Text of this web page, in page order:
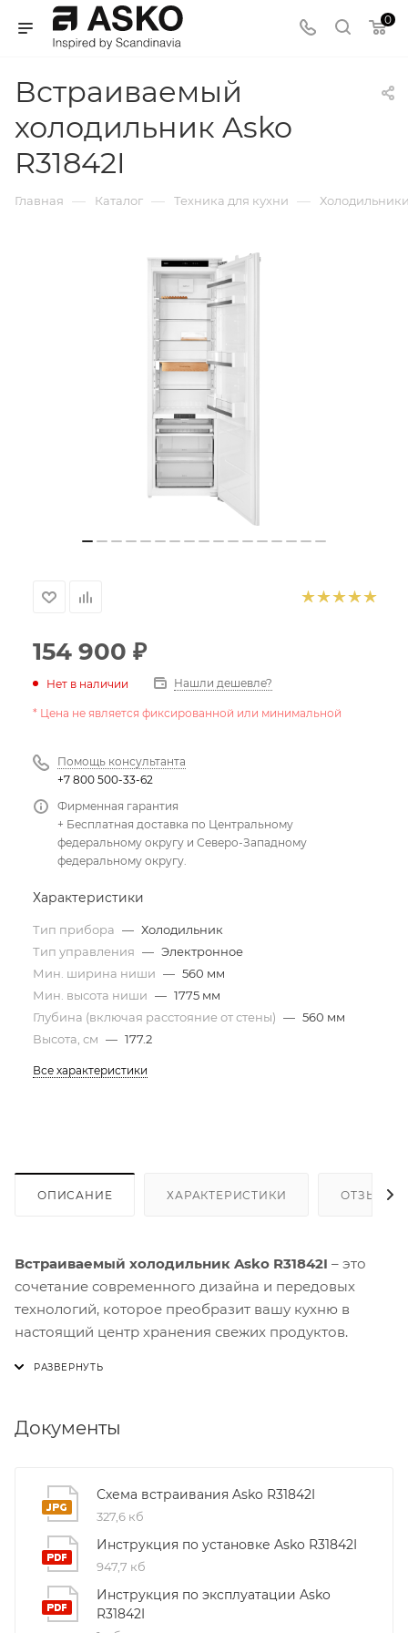
0
Встраиваемый
холодильник Asko
R31842I
Главная — Каталог — Техника для кухни —
154 900 ₽
Нет в наличии Нашли дешевле?
* Цена не является фиксированной или минимальной
Помощь консультанта
+7 800 500-33-62
Фирменная гарантия
+ Бесплатная доставка по Центральному
федеральному округу и Северо-Западному
федеральному округу.
Характеристики
Тип прибора — Холодильник
Тип управления — Электронное
Мин. ширина ниши — 560 мм
Мин. высота ниши — 1775 мм
Глубина (включая расстояние от стены) — 560 мм
Высота, см — 177.2
Все характеристики
ОПИСАНИЕ ХАРАКТЕРИСТИКИ ОТЗЫВЫ
Встраиваемый холодильник Asko R31842I – это
сочетание современного дизайна и передовых
технологий, которое преобразит вашу кухню в
настоящий центр хранения свежих продуктов.
разместить всё необходимое – от крупногабаритных
влажности, овощи и фрукты сохраняют свежесть
дольше, а мясо и рыба остаются без потери
качества даже при длительном хранении.
Уникальная функция
мгновенное охлаждение после загрузки продуктов.
Это не только ускоряет процесс стабилизации
Документы
Схема встраивания Asko R31842I
327,6 кб
Инструкция по установке Asko R31842I
947,7 кб
Инструкция по эксплуатации Asko
R31842I